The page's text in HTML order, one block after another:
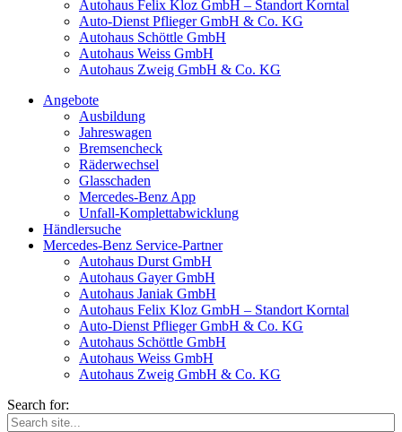
Autohaus Felix Kloz GmbH – Standort Korntal
Auto-Dienst Pflieger GmbH & Co. KG
Autohaus Schöttle GmbH
Autohaus Weiss GmbH
Autohaus Zweig GmbH & Co. KG
Angebote
Ausbildung
Jahreswagen
Bremsencheck
Räderwechsel
Glasschaden
Mercedes-Benz App
Unfall-Komplettabwicklung
Händlersuche
Mercedes-Benz Service-Partner
Autohaus Durst GmbH
Autohaus Gayer GmbH
Autohaus Janiak GmbH
Autohaus Felix Kloz GmbH – Standort Korntal
Auto-Dienst Pflieger GmbH & Co. KG
Autohaus Schöttle GmbH
Autohaus Weiss GmbH
Autohaus Zweig GmbH & Co. KG
Search for: